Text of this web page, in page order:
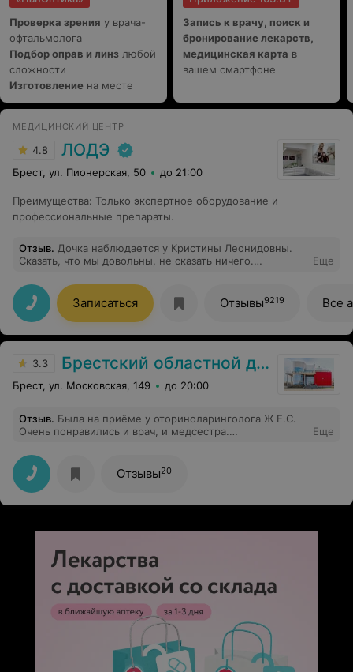
Проверка зрения у врача-
офтальмолога
Подбор оправ и линз любой
сложности
Изготовление на месте
Запись к врачу, поиск и
бронирование лекарств,
медицинская карта в
вашем смартфоне
МЕДИЦИНСКИЙ ЦЕНТР
4.8 ЛОДЭ
Брест, ул. Пионерская, 50 до 21:00
Преимущества: Только экспертное оборудование и
профессиональные препараты.
Отзыв. Дочка наблюдается у Кристины Леонидовны.
Сказать, что мы довольны, не сказать ничего.
вцелом - чисто, аккуратно, всегда рады клиентам
Еще
Записаться Отзывы9219 Все
3.3 Брестский областной диспансер спортивной медицины
Брест, ул. Московская, 149 до 20:00
Отзыв. Была на приёме у оториноларинголога Ж Е.С.
Очень понравились и врач, и медсестра.
Еще
Отзывы20